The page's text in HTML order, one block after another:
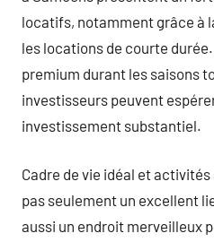
locatifs, notamment grâce à
les locations de courte
premium durant les saisons
investisseurs peuvent
investissement substantiel.
Cadre de vie idéal et activités
pas seulement un excellent
aussi un endroit merveilleux